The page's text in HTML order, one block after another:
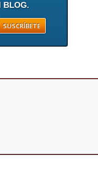
BLOG.